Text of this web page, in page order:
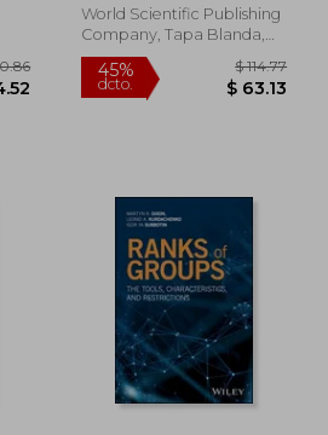
World Scientific Publishing
Company, Tapa Blanda,
Nuevo
45%
dcto.